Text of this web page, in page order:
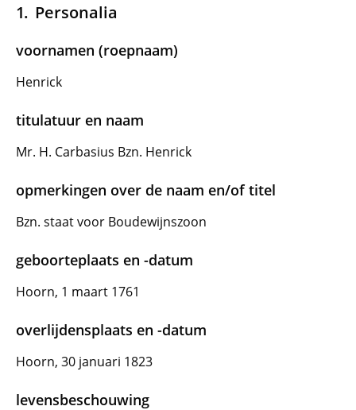
Personalia
voornamen (roepnaam)
Henrick
titulatuur en naam
Mr. H. Carbasius Bzn. Henrick
opmerkingen over de naam en/of titel
Bzn. staat voor Boudewijnszoon
geboorteplaats en -datum
Hoorn, 1 maart 1761
overlijdensplaats en -datum
Hoorn, 30 januari 1823
levensbeschouwing